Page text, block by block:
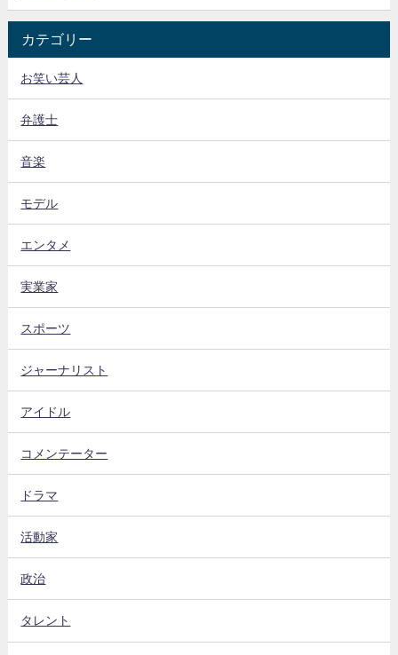
カテゴリー
お笑い芸人
弁護士
音楽
モデル
エンタメ
実業家
スポーツ
ジャーナリスト
アイドル
コメンテーター
ドラマ
活動家
政治
タレント